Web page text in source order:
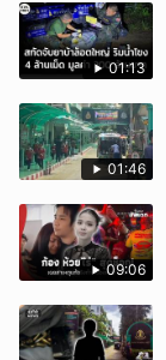
01:13
01:46
09:06